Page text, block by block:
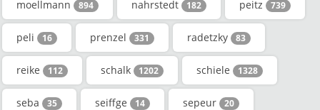
moellmann 894 nahrstedt 182 peitz 739
peli 16 prenzel 331 radetzky 83
reike 112 schalk 1202 schiele 1328
seba 35 seiffge 14 sepeur 20